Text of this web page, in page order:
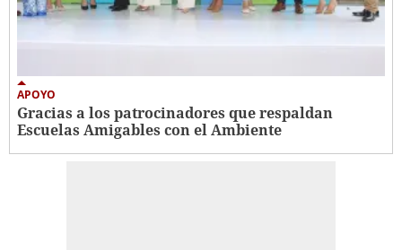
APOYO
Gracias a los patrocinadores que respaldan
Escuelas Amigables con el Ambiente